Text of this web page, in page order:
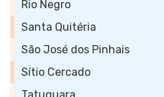
Rio Negro
Santa Quitéria
São José dos Pinhais
Sítio Cercado